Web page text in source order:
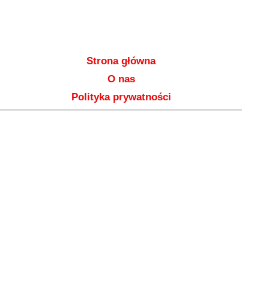
Strona główna
O nas
Polityka prywatności